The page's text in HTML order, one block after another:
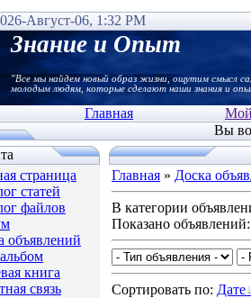
Август-06, 1:32 PM
Знание и Опыт
"Все мы найдем новый образ жизни, ощутим смысл
молодым людям, которые сделают наши знания и
Главная
Вы
страница
статей
файлов
объявлений
книга
связь
Главная » Доска
В категории
Показано объявлений
Сортировать по: Дате